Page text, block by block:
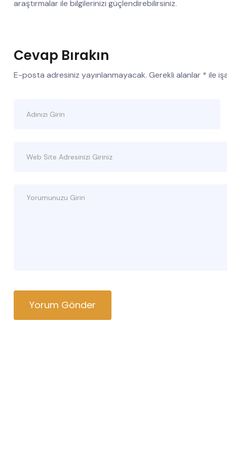
araştırmalar ile bilgilerinizi güçlendirebilirsiniz.
Cevap Bırakın
E-posta adresiniz yayınlanmayacak. Gerekli alanlar * ile
Yorum Gönder